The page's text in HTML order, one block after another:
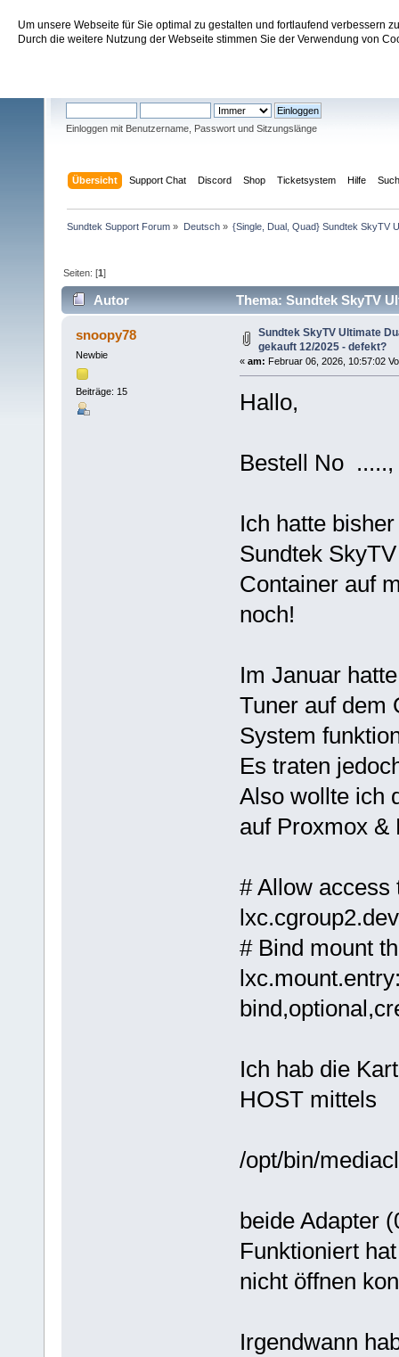
Um unsere Webseite für Sie optimal zu gestalten und fortlaufend verbessern
Durch die weitere Nutzung der Webseite stimmen Sie der Verwendung von
Sundtek Support Forum
Einloggen mit Benutzername, Passwort und Sitzungslänge
Übersicht Support Chat Discord Shop Ticketsystem Hilfe
Sundtek Support Forum » Deutsch» {Single, Dual, Quad} Sundtek SkyTV
Seiten: [1]
Autor
Thema: Sundtek SkyTV
(Gelesen 1868 mal)
snoopy78
Newbie
Beiträge: 15
Sundtek SkyTV Ultimate
gekauft 12/2025 - defekt?
« am: Februar 06, 2026, 10:57:02
Hallo,
Bestell No .....,
Ich hatte
Sundtek
Container auf
noch!
Im Januar
Tuner auf dem
System
Es traten
Also wollte ich
auf Proxmox &
# Allow access
# Bind mount
Ich hab die
HOST mittels
/opt/bin/
beide Adapter
Funktioniert
nicht öffnen
Irgendwann